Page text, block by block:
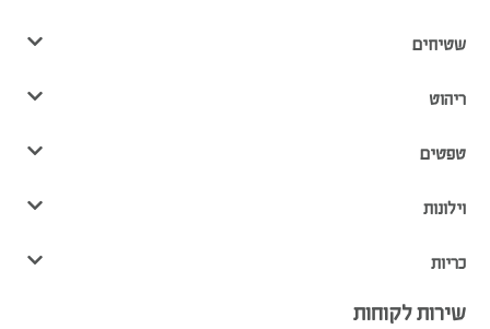
שטיחים
ריהוט
טפטים
וילונות
כריות
שירות לקוחות